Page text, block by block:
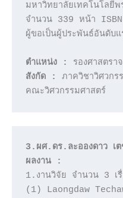
มหาวิทยาลัยเทคโนโลยีพ
จำนวน 339 หน้า
ผู้ขอเป็นผู้ประพันธ์อัน
ตำแหน่ง :
สังกัด :
ภาควิชาวิศวกร
คณะวิศวกรรมศาสตร์
3.ผศ.ดร.ละอองดาว เ
ผลงาน :
1.งานวิจัย จำนวน 3 เ
(1) Laongdaw